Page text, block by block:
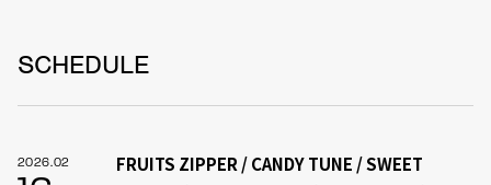
SCHEDULE
2026.02
FRUITS ZIPPER / CANDY TUNE / SWEET